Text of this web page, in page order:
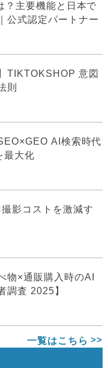
？主要機能と日本で
公式認定パートナー
TIKTOKSHOP 意図
則
AI検索時代
最大化
影コストを激減す
物×通販購入時のAI
調査 2025】
一覧はこちら